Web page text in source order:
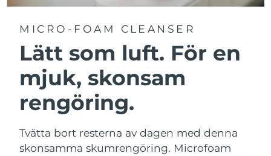
MICRO-FOAM CLEANSER
Lätt som luft. För en
mjuk, skonsam
rengöring.
Tvätta bort resterna av dagen med denna
skonsamma skumrengöring. Microfoam